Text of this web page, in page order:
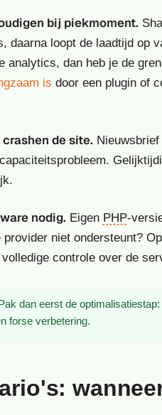
bij piekmoment.
daarna loopt de laadtijd op
analytics, dan heb je de
is door een plugin of
de site.Nieuwsbrief
nodig.Eigen PHP-
niet ondersteunt? Op
controle over de
dan eerst de
forse verbetering.